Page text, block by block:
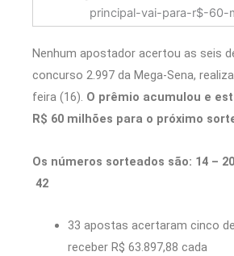
Nenhum apostador acertou as seis
concurso 2.997 da Mega-Sena,
feira (16). O prêmio acumulou e
R$ 60 milhões para o próximo
Os números sorteados são: 14 –
42
33 apostas acertaram cinco
receber R$ 63.897,88 cada